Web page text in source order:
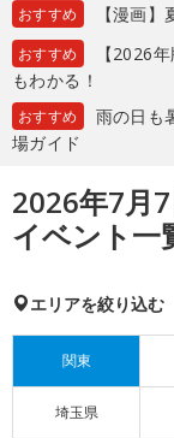
おすすめ 【漫画
おすすめ
【2026
もわかる！
おすすめ
雨の日も
場ガイド
2026年7月
イベント一
エリアを絞り込む
関東
埼玉県